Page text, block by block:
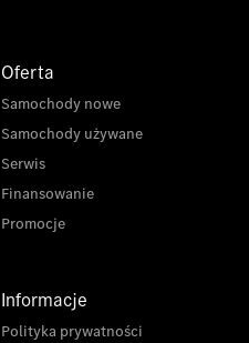
Oferta
Samochody nowe
Samochody używane
Serwis
Finansowanie
Promocje
Informacje
Polityka prywatności